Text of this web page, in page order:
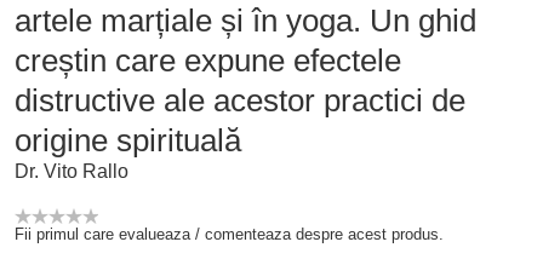
artele marțiale și în yoga. Un ghid
creștin care expune efectele
distructive ale acestor practici de
origine spirituală
Dr. Vito Rallo
Fii primul care evalueaza / comenteaza despre acest produs.